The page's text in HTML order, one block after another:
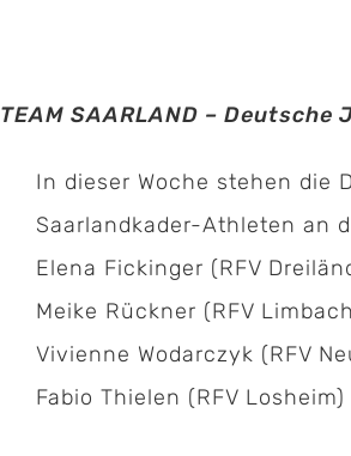
TEAM SAARLAND –
In dieser Woche stehen die
Saarlandkader-Athleten an
Elena Fickinger (RFV
Meike Rückner (RFV
Vivienne Wodarczyk (RFV
Fabio Thielen (RFV